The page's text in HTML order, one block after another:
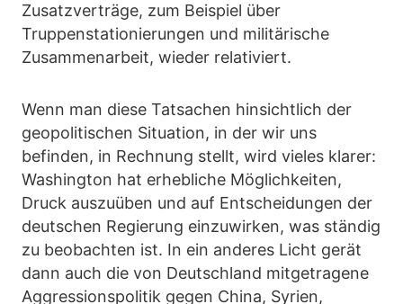
Zusatzverträge, zum Beispiel über
Truppenstationierungen und militärische
Zusammenarbeit, wieder relativiert.
Wenn man diese Tatsachen hinsichtlich der
geopolitischen Situation, in der wir uns
befinden, in Rechnung stellt, wird vieles klarer:
Washington hat erhebliche Möglichkeiten,
Druck auszuüben und auf Entscheidungen der
deutschen Regierung einzuwirken, was ständig
zu beobachten ist. In ein anderes Licht gerät
dann auch die von Deutschland mitgetragene
Aggressionspolitik gegen China, Syrien,